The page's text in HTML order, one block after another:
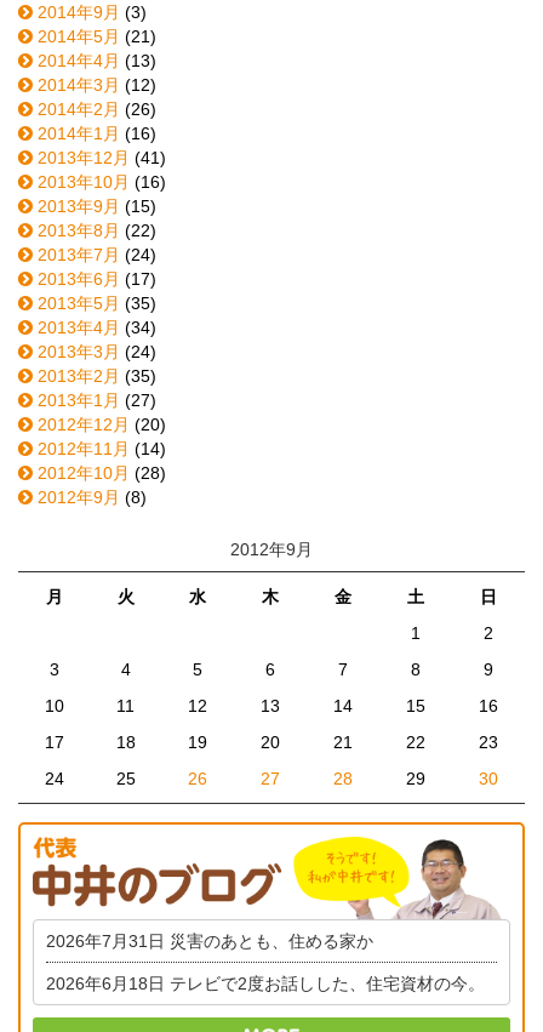
2014年9月 (3)
2014年5月 (21)
2014年4月 (13)
2014年3月 (12)
2014年2月 (26)
2014年1月 (16)
2013年12月 (41)
2013年10月 (16)
2013年9月 (15)
2013年8月 (22)
2013年7月 (24)
2013年6月 (17)
2013年5月 (35)
2013年4月 (34)
2013年3月 (24)
2013年2月 (35)
2013年1月 (27)
2012年12月 (20)
2012年11月 (14)
2012年10月 (28)
2012年9月 (8)
2012年9月
月 火 水 木 金 土
日
1
2
3
4 5 6 7 8
9
10
11 12 13 14 15
16
17
18 19 20 21 22
23
24
25 26 27 28 29 30
2026年7月31日 災害のあとも、住める家か
2026年6月18日 テレビで2度お話しした、住宅資材の今。